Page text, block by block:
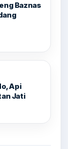
Baznas
Api
Jati